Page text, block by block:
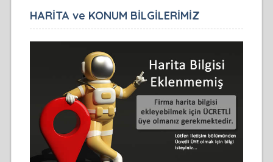
HARİTA ve KONUM BİLGİLERİMİZ